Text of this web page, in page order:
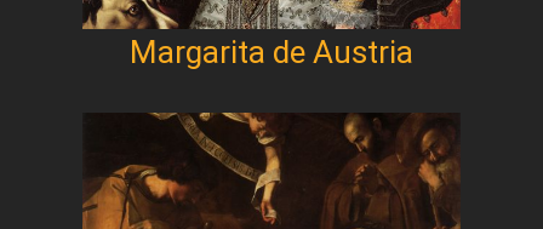
Margarita de Austria